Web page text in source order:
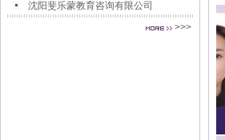
沈阳斐乐蒙教育咨询有限公司
>>>